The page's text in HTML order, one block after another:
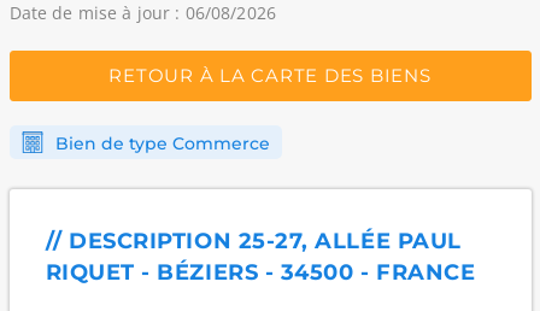
Date de mise à jour : 06/08/2026
RETOUR À LA CARTE DES BIENS
Bien de type Commerce
// DESCRIPTION 25-27, ALLÉE PAUL
RIQUET - BÉZIERS - 34500 - FRANCE